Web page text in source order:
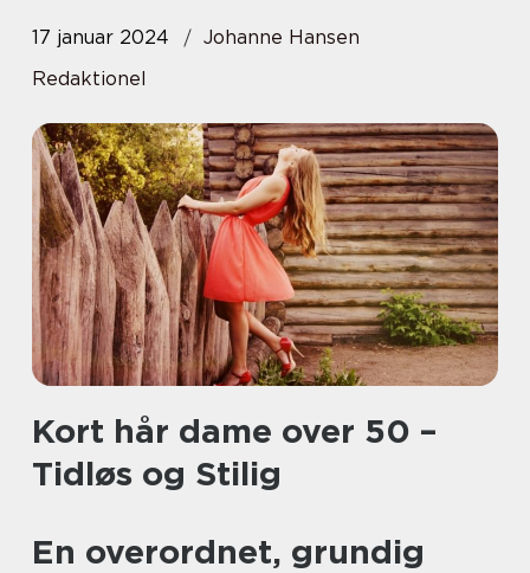
17 januar 2024
Johanne Hansen
Redaktionel
Kort hår dame over 50 –
Tidløs og Stilig
En overordnet, grundig